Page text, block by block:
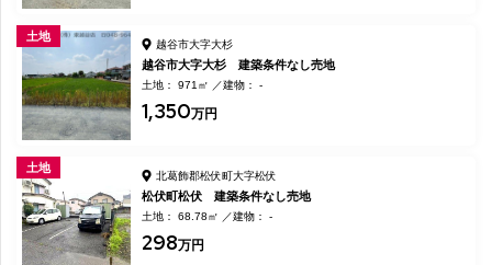
土地
越谷市大字大杉
越谷市大字大杉 建築条件なし売地
土地： 971㎡ 建物： -
1,350万円
土地
北葛飾郡松伏町大字松伏
松伏町松伏 建築条件なし売地
土地： 68.78㎡ 建物： -
298万円